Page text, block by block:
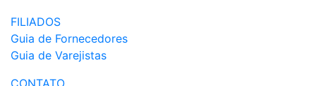
FILIADOS
Guia de Fornecedores
Guia de Varejistas
CONTATO